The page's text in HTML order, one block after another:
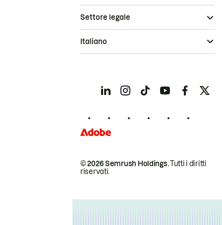
© 2026 Semrush Holdings.Tutti i diritti
riservati.
Settore legale
Italiano